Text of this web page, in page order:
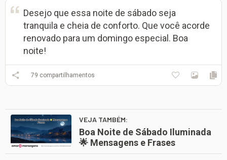
Desejo que essa noite de sábado seja
tranquila e cheia de conforto. Que você acorde
renovado para um domingo especial. Boa
noite!
79 compartilhamentos
VEJA TAMBÉM:
Boa Noite de Sábado Iluminada
🌟 Mensagens e Frases